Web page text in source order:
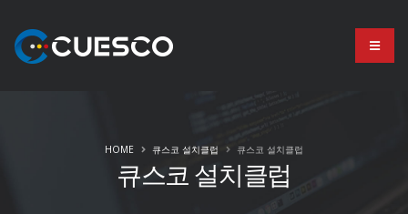
큐스코 설치클럽
HOME 큐스코 설치클럽 큐스코 설치클럽